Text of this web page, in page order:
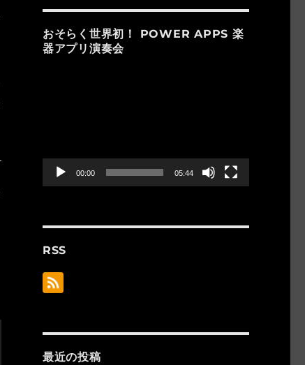
おそらく世界初！ POWER APPS 楽
器アプリ演奏会
00:00 05:44
RSS
最近の投稿